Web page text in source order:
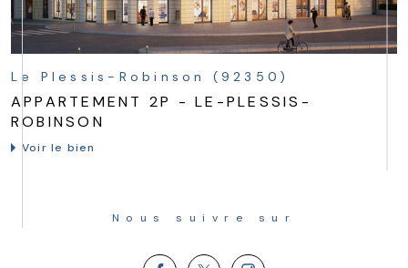
Le Plessis-Robinson (92350)
APPARTEMENT 2P - LE-PLESSIS-
ROBINSON
Voir le bien
Nous suivre sur